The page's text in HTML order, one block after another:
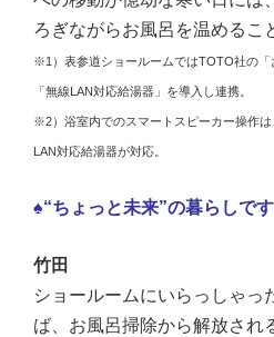
ろぎながらお風呂を温めるこ
※1）表参道ショールームではTOTO社の
「無線LAN対応給湯器」を導入し連携。
※2）浴室内でのスマートスピーカー操作
LAN対応給湯器が対応。
♠“ちょっと未来”の暮らしです
竹田
ショールームにいらっしゃっ
ば、お風呂掃除から解放され